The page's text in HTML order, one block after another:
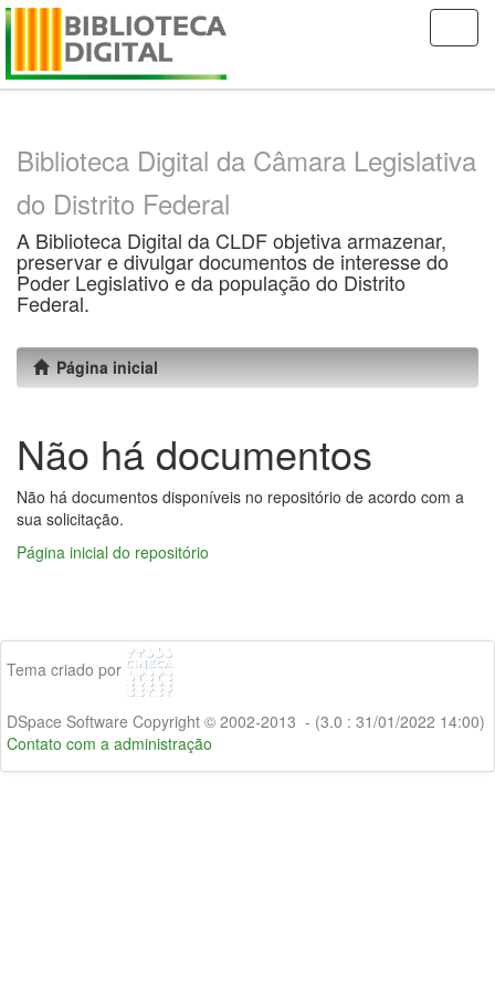
Skip
Biblioteca Digital da Câmara Legislativa
do Distrito Federal
A Biblioteca Digital da CLDF objetiva armazenar,
preservar e divulgar documentos de interesse do
Poder Legislativo e da população do Distrito
Federal.
Página inicial
Não há documentos
Não há documentos disponíveis no repositório de acordo com a
sua solicitação.
Página inicial do repositório
Tema criado por
DSpace Software Copyright © 2002-2013 - (3.0 : 31/01/2022 14:00)
Contato com a administração